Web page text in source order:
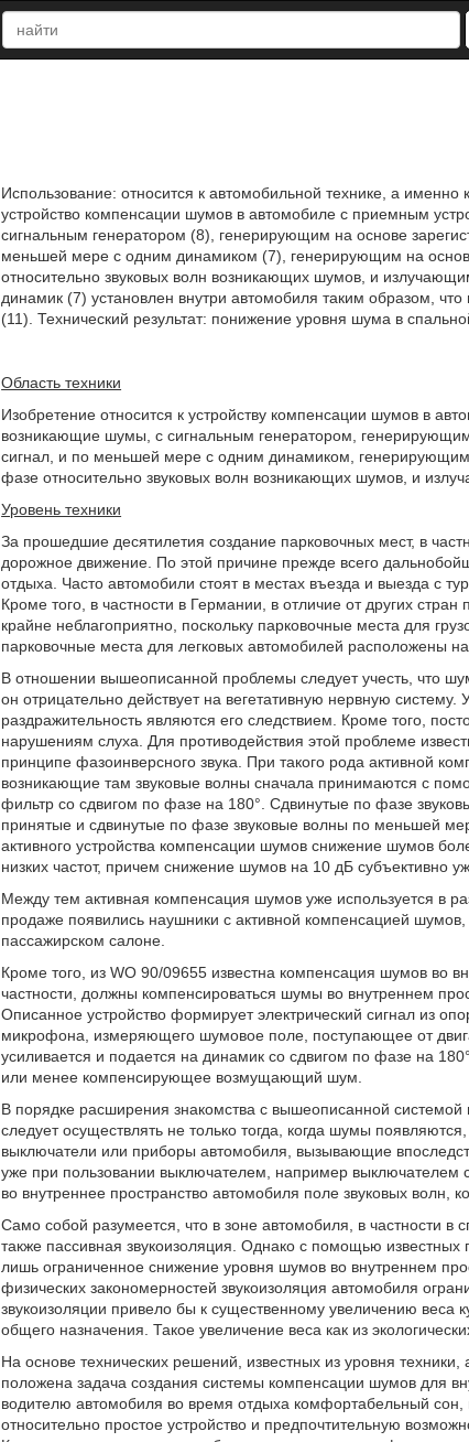
Использование: относится к автомобильной технике, а
устройство компенсации шумов в автомобиле с приемным
сигнальным генератором (8), генерирующим на основе
меньшей мере с одним динамиком (7), генерирующим на
относительно звуковых волн возникающих шумов, и
динамик (7) установлен внутри автомобиля таким образом,
(11). Технический результат: понижение уровня шума в
Область техники
Изобретение относится к устройству компенсации шумов в
возникающие шумы, с сигнальным генератором,
сигнал, и по меньшей мере с одним динамиком,
фазе относительно звуковых волн возникающих шумов, и
Уровень техники
За прошедшие десятилетия создание парковочных мест, в
дорожное движение. По этой причине прежде всего
отдыха. Часто автомобили стоят в местах въезда и выезда с
Кроме того, в частности в Германии, в отличие от других
крайне неблагоприятно, поскольку парковочные места для
парковочные места для легковых автомобилей расположены
В отношении вышеописанной проблемы следует учесть, что
он отрицательно действует на вегетативную нервную систему.
раздражительность являются его следствием. Кроме того,
нарушениям слуха. Для противодействия этой проблеме
принципе фазоинверсного звука. При такого рода активной
возникающие там звуковые волны сначала принимаются с
фильтр со сдвигом по фазе на 180°. Сдвинутые по фазе
принятые и сдвинутые по фазе звуковые волны по меньшей
активного устройства компенсации шумов снижение шумов
низких частот, причем снижение шумов на 10 дБ субъективно
Между тем активная компенсация шумов уже используется в
продаже появились наушники с активной компенсацией
пассажирском салоне.
Кроме того, из WO 90/09655 известна компенсация шумов во
частности, должны компенсироваться шумы во внутреннем
Описанное устройство формирует электрический сигнал из
микрофона, измеряющего шумовое поле, поступающее от
усиливается и подается на динамик со сдвигом по фазе на
или менее компенсирующее возмущающий шум.
В порядке расширения знакомства с вышеописанной
следует осуществлять не только тогда, когда шумы
выключатели или приборы автомобиля, вызывающие
уже при пользовании выключателем, например выключателем
во внутреннее пространство автомобиля поле звуковых
Само собой разумеется, что в зоне автомобиля, в частности
также пассивная звукоизоляция. Однако с помощью известных
лишь ограниченное снижение уровня шумов во внутреннем
физических закономерностей звукоизоляция автомобиля
звукоизоляции привело бы к существенному увеличению
общего назначения. Такое увеличение веса как из
На основе технических решений, известных из уровня
положена задача создания системы компенсации шумов для
водителю автомобиля во время отдыха комфортабельный
относительно простое устройство и предпочтительную